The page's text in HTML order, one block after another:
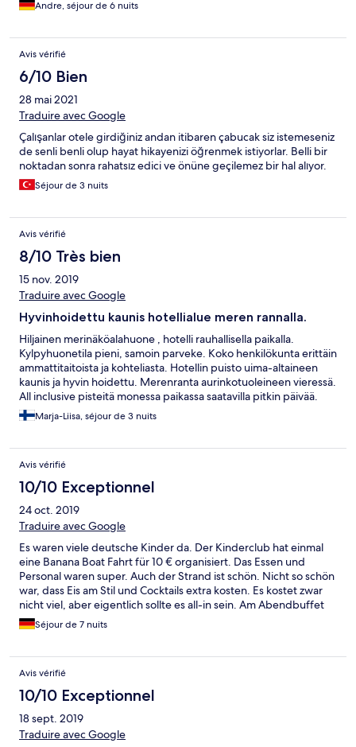
Andre, séjour de 6 nuits
Avis vérifié
6/10 Bien
28 mai 2021
Traduire avec Google
Çalışanlar otele girdiğiniz andan itibaren çabucak siz istemeseniz
de senli benli olup hayat hikayenizi öğrenmek istiyorlar. Belli bir
noktadan sonra rahatsız edici ve önüne geçilemez bir hal alıyor.
Séjour de 3 nuits
Avis vérifié
8/10 Très bien
15 nov. 2019
Traduire avec Google
Hyvinhoidettu kaunis hotellialue meren rannalla.
Hiljainen merinäköalahuone , hotelli rauhallisella paikalla.
Kylpyhuonetila pieni, samoin parveke. Koko henkilökunta erittäin
ammattitaitoista ja kohteliasta. Hotellin puisto uima-altaineen
kaunis ja hyvin hoidettu. Merenranta aurinkotuoleineen vieressä.
All inclusive pisteitä monessa paikassa saatavilla pitkin päivää.
Suosittelen!
Marja-Liisa, séjour de 3 nuits
Avis vérifié
10/10 Exceptionnel
24 oct. 2019
Traduire avec Google
Es waren viele deutsche Kinder da. Der Kinderclub hat einmal
eine Banana Boat Fahrt für 10 € organisiert. Das Essen und
Personal waren super. Auch der Strand ist schön. Nicht so schön
war, dass Eis am Stil und Cocktails extra kosten. Es kostet zwar
nicht viel, aber eigentlich sollte es all-in sein. Am Abendbuffet
gab es dann kostenlos Eis (Kugeln).
Séjour de 7 nuits
Avis vérifié
10/10 Exceptionnel
18 sept. 2019
Traduire avec Google